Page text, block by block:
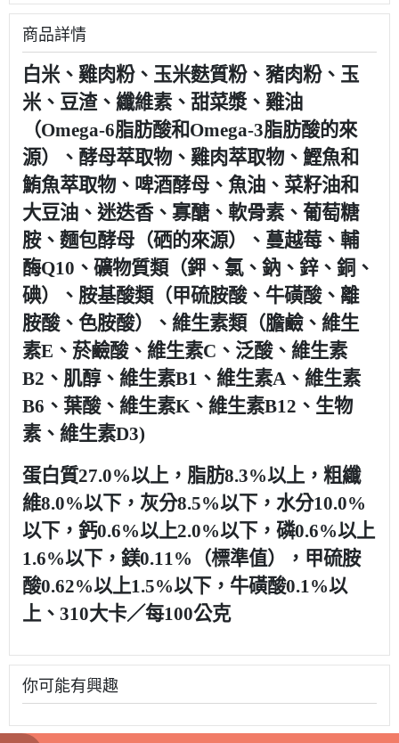
商品詳情
白米、雞肉粉、玉米麩質粉、豬肉粉、玉
米、豆渣、纖維素、甜菜漿、雞油
（Omega-6脂肪酸和Omega-3脂肪酸的來
源）、酵母萃取物、雞肉萃取物、鰹魚和
鮪魚萃取物、啤酒酵母、魚油、菜籽油和
大豆油、迷迭香、寡醣、軟骨素、葡萄糖
胺、麵包酵母（硒的來源）、蔓越莓、輔
酶Q10、礦物質類（鉀、氯、鈉、鋅、銅、
碘）、胺基酸類（甲硫胺酸、牛磺酸、離
胺酸、色胺酸）、維生素類（膽鹼、維生
素E、菸鹼酸、維生素C、泛酸、維生素
B2、肌醇、維生素B1、維生素A、維生素
B6、葉酸、維生素K、維生素B12、生物
素、維生素D3)
蛋白質27.0%以上，脂肪8.3%以上，粗纖
維8.0%以下，灰分8.5%以下，水分10.0%
以下，鈣0.6%以上2.0%以下，磷0.6%以上
1.6%以下，鎂0.11%（標準值），甲硫胺
酸0.62%以上1.5%以下，牛磺酸0.1%以
上、310大卡／每100公克
你可能有興趣